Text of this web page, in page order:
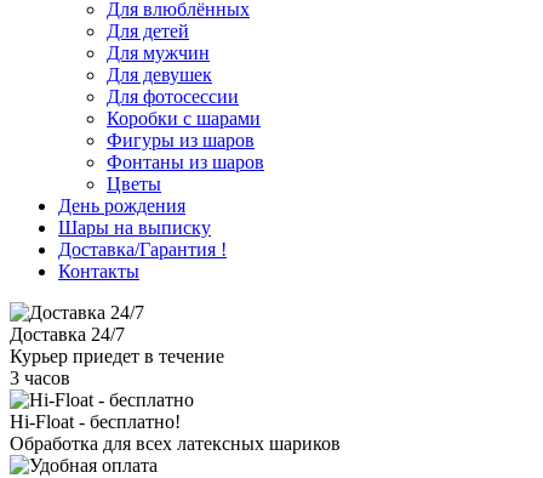
Для влюблённых
Для детей
Для мужчин
Для девушек
Для фотосессии
Коробки с шарами
Фигуры из шаров
Фонтаны из шаров
Цветы
День рождения
Шары на выписку
Доставка/Гарантия !
Контакты
Доставка 24/7
Курьер приедет в течение
3 часов
Hi-Float - бесплатно!
Обработка для всех латексных шариков